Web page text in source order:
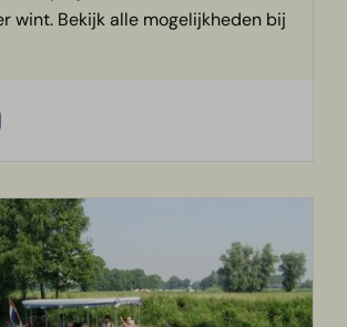
wint. Bekijk alle mogelijkheden bij